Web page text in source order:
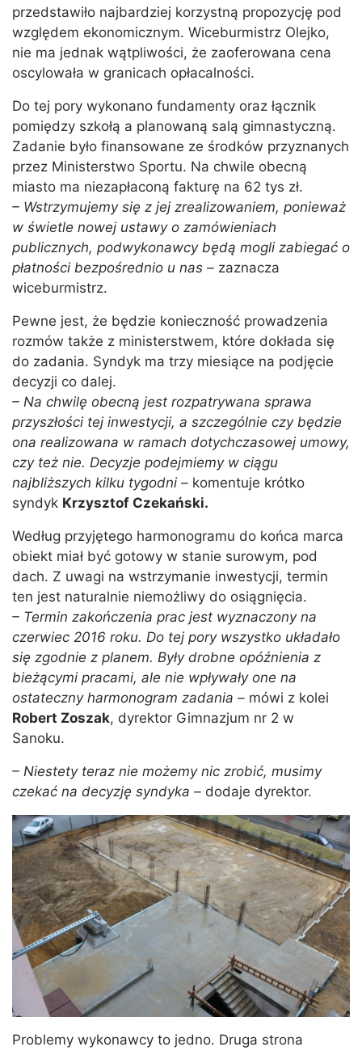
przedstawiło najbardziej korzystną propozycję pod
względem ekonomicznym. Wiceburmistrz Olejko,
nie ma jednak wątpliwości, że zaoferowana cena
oscylowała w granicach opłacalności.
Do tej pory wykonano fundamenty oraz łącznik
pomiędzy szkołą a planowaną salą gimnastyczną.
Zadanie było finansowane ze środków przyznanych
przez Ministerstwo Sportu. Na chwile obecną
miasto ma niezapłaconą fakturę na 62 tys zł.
– Wstrzymujemy się z jej zrealizowaniem, ponieważ
w świetle nowej ustawy o zamówieniach
publicznych, podwykonawcy będą mogli zabiegać o
płatności bezpośrednio u nas – zaznacza
wiceburmistrz.
Pewne jest, że będzie konieczność prowadzenia
rozmów także z ministerstwem, które dokłada się
do zadania. Syndyk ma trzy miesiące na podjęcie
decyzji co dalej.
– Na chwilę obecną jest rozpatrywana sprawa
przyszłości tej inwestycji, a szczególnie czy będzie
ona realizowana w ramach dotychczasowej umowy,
czy też nie. Decyzje podejmiemy w ciągu
najbliższych kilku tygodni – komentuje krótko
syndyk Krzysztof Czekański.
Według przyjętego harmonogramu do końca marca
obiekt miał być gotowy w stanie surowym, pod
dach. Z uwagi na wstrzymanie inwestycji, termin
ten jest naturalnie niemożliwy do osiągnięcia.
– Termin zakończenia prac jest wyznaczony na
czerwiec 2016 roku. Do tej pory wszystko układało
się zgodnie z planem. Były drobne opóźnienia z
bieżącymi pracami, ale nie wpływały one na
ostateczny harmonogram zadania – mówi z kolei
Robert Zoszak, dyrektor Gimnazjum nr 2 w
Sanoku.
– Niestety teraz nie możemy nic zrobić, musimy
czekać na decyzję syndyka – dodaje dyrektor.
Problemy wykonawcy to jedno. Druga strona